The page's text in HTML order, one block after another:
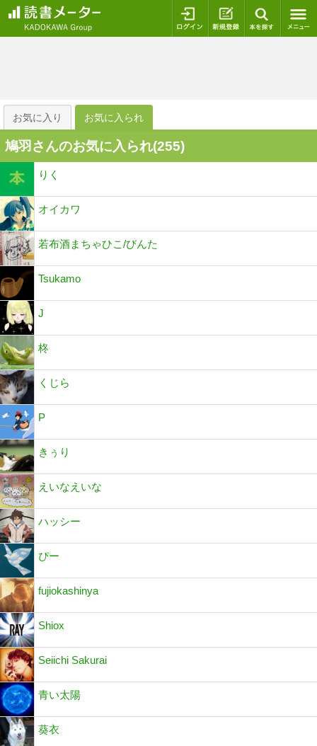
ログイン 新規登録
お気に入り お気に入られ
鳩羽さんのお気に入られ(255)
りく
オイカワ
若布酒まちゃひこ/びんた
Tsukamo
J
柊
くじら
P
きぅり
えいなえいな
ハッシー
ぴー
fujiokashinya
Shiox
Seiichi Sakurai
青い太陽
葵衣